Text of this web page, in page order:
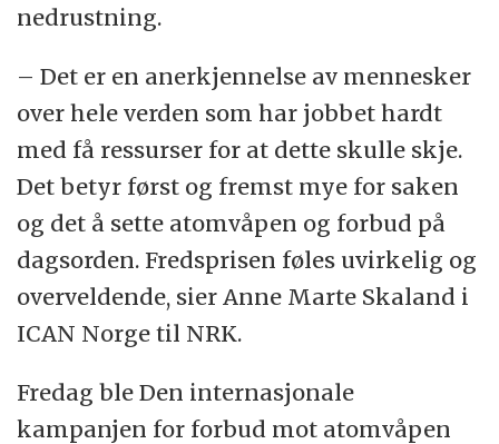
nedrustning.
– Det er en anerkjennelse av mennesker
over hele verden som har jobbet hardt
med få ressurser for at dette skulle skje.
Det betyr først og fremst mye for saken
og det å sette atomvåpen og forbud på
dagsorden. Fredsprisen føles uvirkelig og
overveldende, sier Anne Marte Skaland i
ICAN Norge til NRK.
Fredag ble Den internasjonale
kampanjen for forbud mot atomvåpen